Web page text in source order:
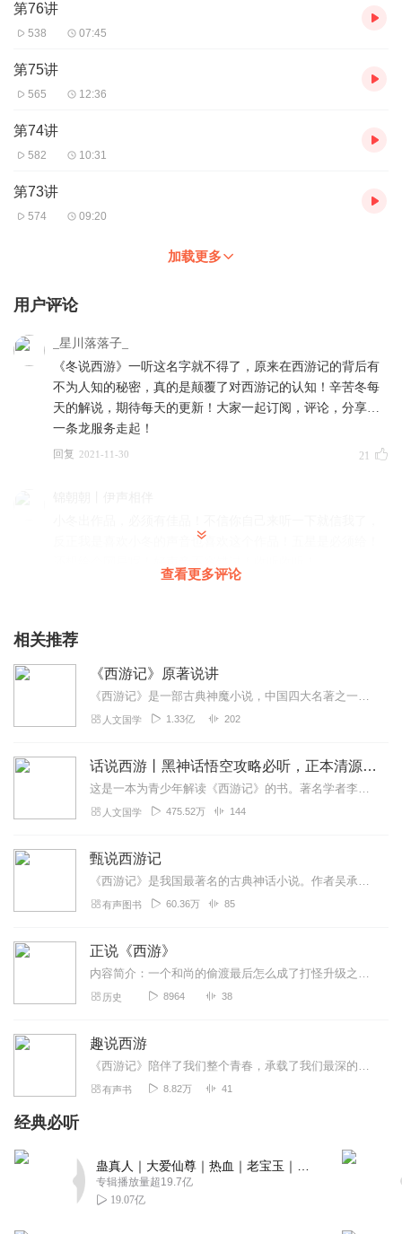
第76讲
538 07:45
第75讲
565 12:36
第74讲
582 10:31
第73讲
574 09:20
加载更多
用户评论
_星川落落子_
《冬说西游》一听这名字就不得了，原来在西游记的背后有
不为人知的秘密，真的是颠覆了对西游记的认知！辛苦冬每
天的解说，期待每天的更新！大家一起订阅，评论，分享…
一条龙服务走起！
回复 2021-11-30 21
反正我是喜欢小冬的声音也喜欢这个作品！五星是必须给！
张先生的小龚举
记，小时候喜欢孙猴子通天的本领，长大了喜欢二师兄大智
若愚的工作态度，且来听听我们小冬的西游
2021-11-08
Love老冬瓜
且听我们声音迷死人的念小冬主播把西游记那些你不知道的
事给你缓缓道来，故事内容保管让你颠覆认知，笑破肚皮，
2021-11-08
听的声音！有趣的灵魂！赶快订阅不要错过呦！
2021-11-08
优秀的主播优秀的作品，值得大家的驻足收听订阅和分享
冰糖酸梅伴冬瓜
2021-11-08
查看更多评论
相关推荐
《西游记》原著说讲
《西游记》是一部古典神魔小说，中国四大名著之一，作者吴承恩，成书于明朝中期。关于《西游记》，真是没什么可以说，尽人皆知。各种相关题材和形式的作品，大多数人都看...
人文国学 1.33亿 202
话说西游丨黑神话悟空攻略必听，正本清源解读最真实的西游记丨大宇茶馆
这是一本为青少年解读《西游记》的书。著名学者李天飞专注《西游记》研究多年，积累参考上千种文献，然而他解读经典的文章不拔高、不戏说，以幽默接地气的方式去做文化的普...
人文国学 475.52万 144
甄说西游记
《西游记》是我国最著名的古典神话小说。作者吴承恩先生用浪漫主义手法为我们描绘了一个充满奇思异想、瑰丽无比的神话世界。故事以唐僧师徒四人西天取经为主线，讲述了一系...
有声图书 60.36万 85
正说《西游》
内容简介：一个和尚的偷渡最后怎么成了打怪升级之路？《西游记》是中国家喻户晓的传奇故事，而其中的人物也是几百年来知名度高的故事角色。但既然是故事，是传说，人们总是...
历史 8964 38
趣说西游
《西游记》陪伴了我们整个青春，承载了我们最深的记忆和情怀。西游记为什么好看，因为书里的妖怪神仙都颠覆了前有的模式，他们会跌倒，会肚子痛，会哭，会过生日，一切都显...
有声书 8.82万 41
经典必听
专辑播放量超19.7亿
19.07亿